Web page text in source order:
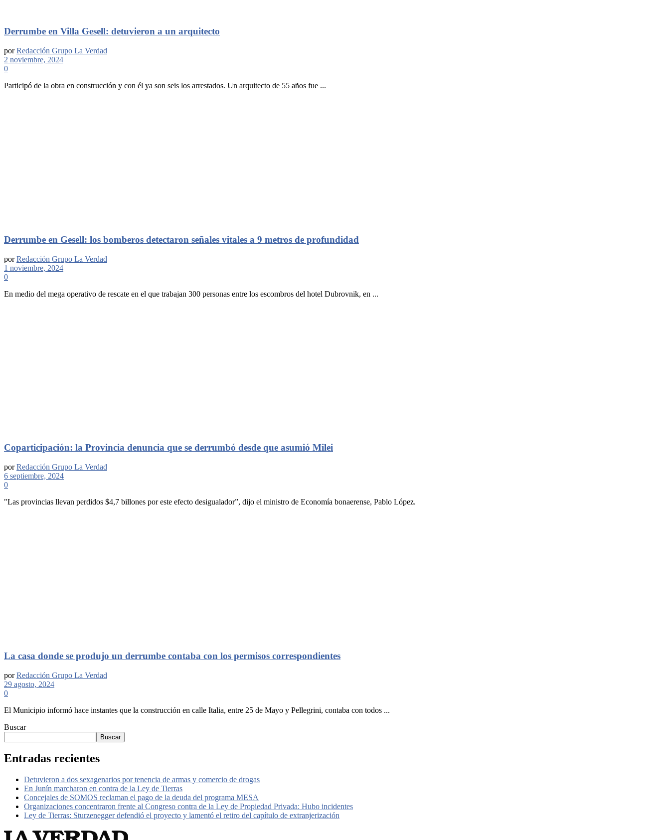
Derrumbe en Villa Gesell: detuvieron a un arquitecto
por Redacción Grupo La Verdad
2 noviembre, 2024
0
Participó de la obra en construcción y con él ya son seis los arrestados. Un arquitecto de 55 años fue ...
Derrumbe en Gesell: los bomberos detectaron señales vitales a 9 metros de profundidad
por Redacción Grupo La Verdad
1 noviembre, 2024
0
En medio del mega operativo de rescate en el que trabajan 300 personas entre los escombros del hotel Dubrovnik, en ...
Coparticipación: la Provincia denuncia que se derrumbó desde que asumió Milei
por Redacción Grupo La Verdad
6 septiembre, 2024
0
"Las provincias llevan perdidos $4,7 billones por este efecto desigualador”, dijo el ministro de Economía bonaerense, Pablo López.
La casa donde se produjo un derrumbe contaba con los permisos correspondientes
por Redacción Grupo La Verdad
29 agosto, 2024
0
El Municipio informó hace instantes que la construcción en calle Italia, entre 25 de Mayo y Pellegrini, contaba con todos ...
Buscar
Buscar
Entradas recientes
Detuvieron a dos sexagenarios por tenencia de armas y comercio de drogas
En Junín marcharon en contra de la Ley de Tierras
Concejales de SOMOS reclaman el pago de la deuda del programa MESA
Organizaciones concentraron frente al Congreso contra de la Ley de Propiedad Privada: Hubo incidentes
Ley de Tierras: Sturzenegger defendió el proyecto y lamentó el retiro del capítulo de extranjerización